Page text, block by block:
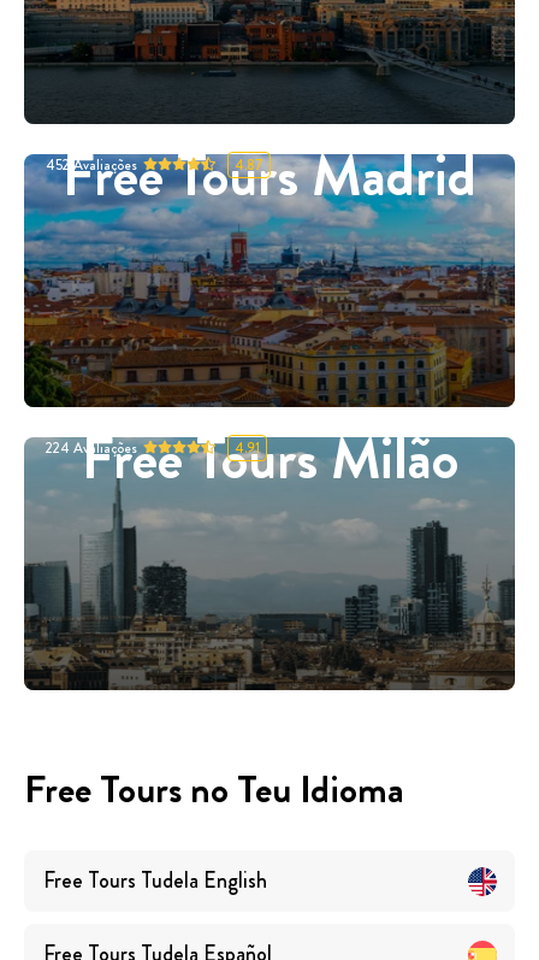
Free Tours Madrid
452 Avaliações 4.87
Free Tours Milão
224 Avaliações 4.91
Free Tours no Teu Idioma
Free Tours Tudela English